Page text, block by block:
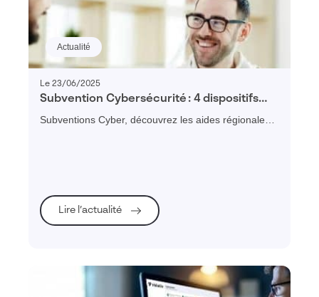
Actualité
Le 23/06/2025
Subvention Cybersécurité : 4 dispositifs
régionaux pour financer vos diagnostics et
plans de remédiation
Subventions Cyber, découvrez les aides régionales
Lire l’actualité